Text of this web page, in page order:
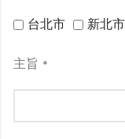
台北市 新北市
主旨 *